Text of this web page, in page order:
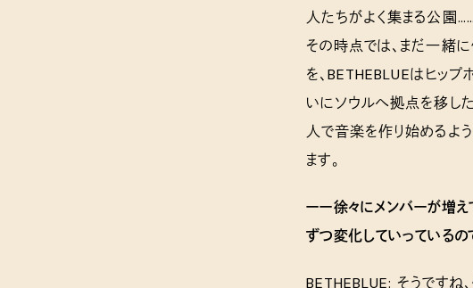
人たちがよく集まる公園
その時点では、まだ一緒に
を、BETHEBLUEはヒップ
いにソウルへ拠点を移し
人で音楽を作り始めるよう
ます。
ーー徐々にメンバーが増え
ずつ変化していっているの
BETHEBLUE: そうですね